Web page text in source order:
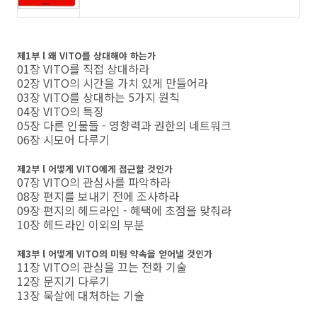
제1부 l 왜 VITO를 상대해야 하는가
01장 VITO를 직접 상대하라
02장 VITO의 시간을 가치 있게 만들어라
03장 VITO를 상대하는 5가지 원칙
04장 VITO의 특징
05장 다른 인물들 - 영향력과 권한의 네트워크
06장 시모어 다루기
제2부 l 어떻게 VITO에게 접근할 것인가
07장 VITO의 관심사를 파악하라
08장 편지를 보내기 전에 조사하라
09장 편지의 헤드라인 - 혜택에 초점을 맞춰라
10장 헤드라인 이외의 부분
제3부 l 어떻게 VITO의 미팅 약속을 얻어낼 것인가
11장 VITO의 관심을 끄는 전화 기술
12장 문지기 다루기
13장 묵살에 대처하는 기술